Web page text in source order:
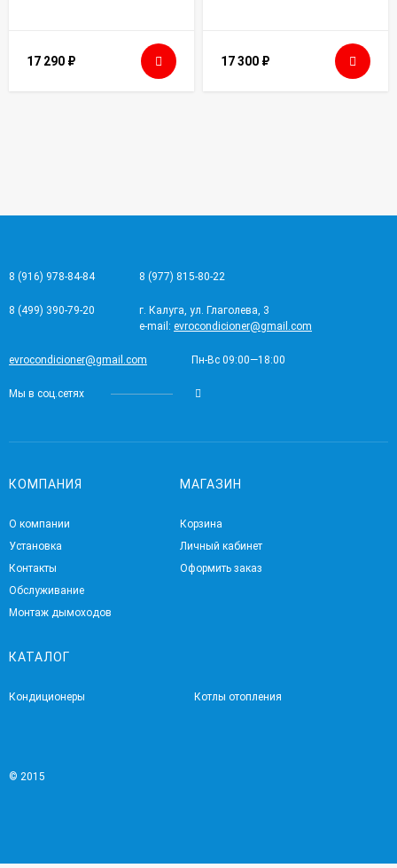
17 290 ₽ 17 300 ₽
8 (916) 978-84-84 8 (977) 815-80-22
8 (499) 390-79-20
г. Калуга, ул. Глаголева, 3
e-mail: evrocondicioner@gmail.com
evrocondicioner@gmail.com Пн-Вс 09:00—18:00
Мы в соц.сетях
КОМПАНИЯ
О компании
Установка
Контакты
Обслуживание
Монтаж дымоходов
МАГАЗИН
Корзина
Личный кабинет
Оформить заказ
КАТАЛОГ
Кондиционеры Котлы отопления
© 2015